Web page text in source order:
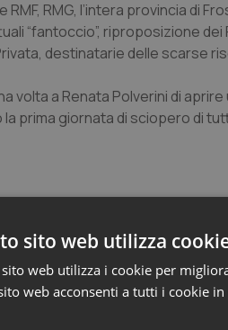
RMG, l’intera provincia di
“fantoccio”, riproposizione
destinatarie delle scarse
volta a Renata Polverini di
prima giornata di sciopero di
sito web utilizza
web utilizza i cookie per
web acconsenti a tutti i cookie